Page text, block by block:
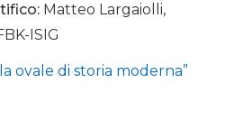
Matteo Largaiolli,
ISIG
ovale di storia moderna”